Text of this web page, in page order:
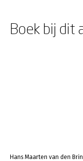
Boek bij dit
Hans Maarten van den